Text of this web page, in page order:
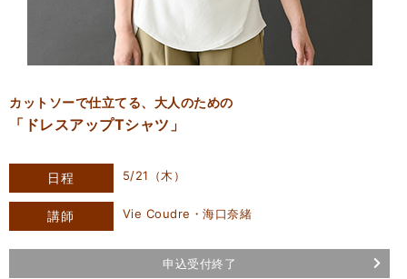
カットソーで仕立てる、大人のための
「ドレスアップTシャツ」
日程 5/21（木）
講師 Vie Coudre・海口奈緒
申込受付終了